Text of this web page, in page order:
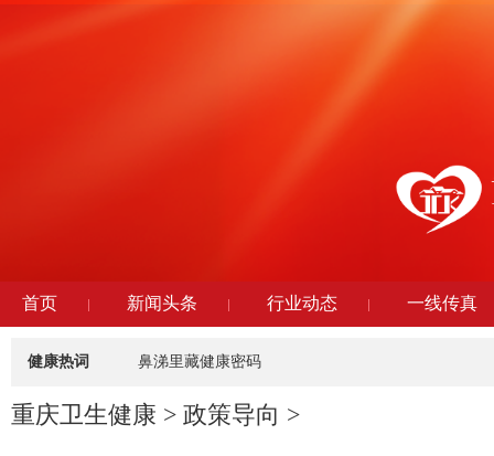
首页 新闻头条 行业动态 一线传真
健康热词 鼻涕里藏健康密码
重庆卫生健康 > 政策导向 >